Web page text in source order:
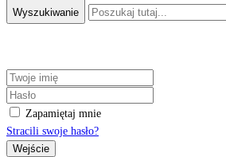
Wyszukiwanie
Zapamiętaj mnie
Stracili swoje hasło?